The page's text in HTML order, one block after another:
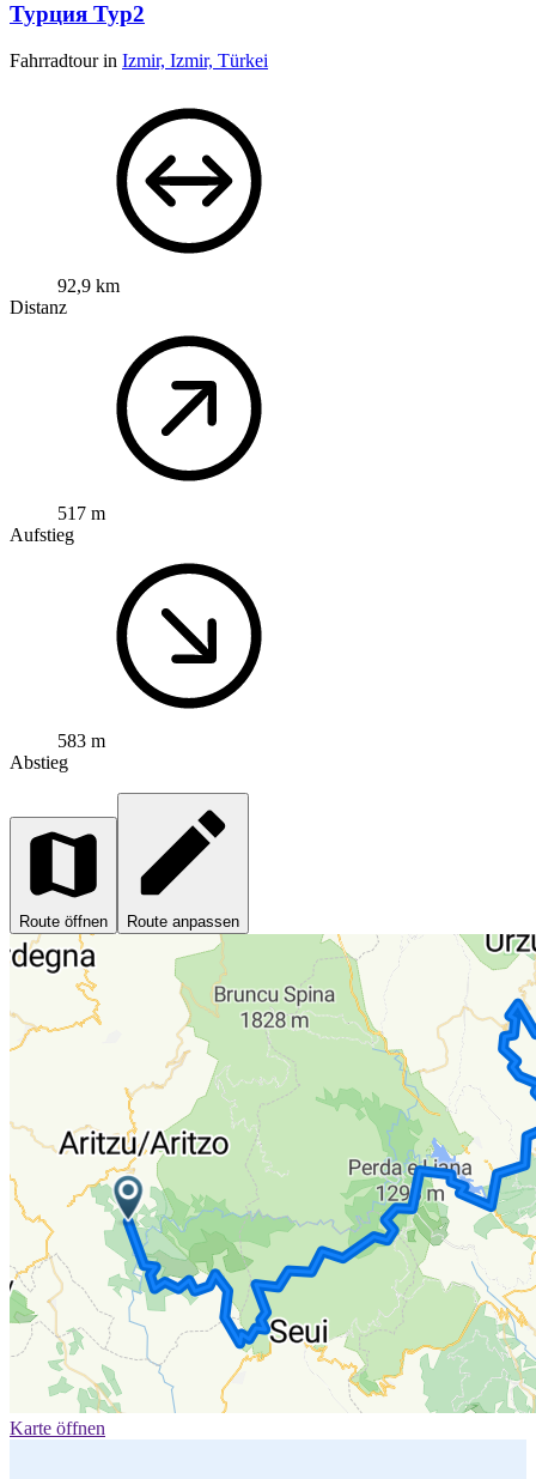
Турция Тур2
Fahrradtour in Izmir, Izmir, Türkei
92,9 km
Distanz
517 m
Aufstieg
583 m
Abstieg
Route öffnen Route anpassen
Karte öffnen